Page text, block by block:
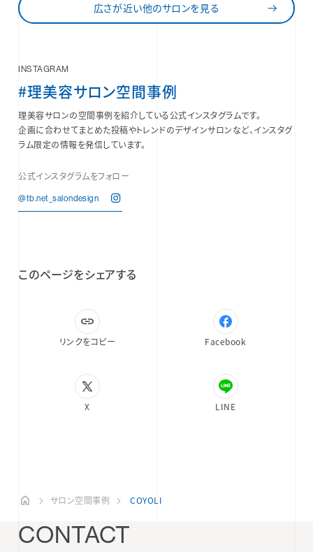
広さが近い他のサロンを見る
INSTAGRAM
#理美容サロン空間事例
理美容サロンの空間事例を紹介している公式インスタグラムです。
企画に合わせてまとめた投稿やトレンドのデザインサロンなど、インスタグ
ラム限定の情報を発信しています。
公式インスタグラムをフォロー
@tb.net_salondesign
このページをシェアする
リンクをコピー Facebook
X LINE
サロン空間事例 COYOLI
CONTACT